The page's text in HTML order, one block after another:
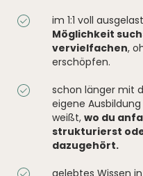
im 1:1 voll
Möglichkeit
vervielfachen,
erschöpfen.
schon länger mit
eigene
weißt, wo du
strukturierst
dazugehört.
gelebtes Wissen